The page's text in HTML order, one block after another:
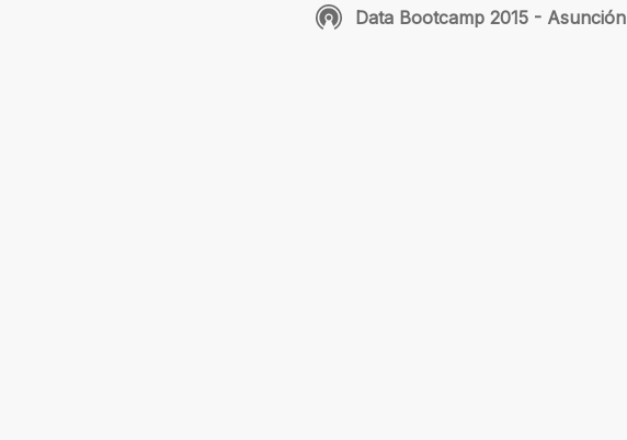
Data Bootcamp 2015 - Asunción